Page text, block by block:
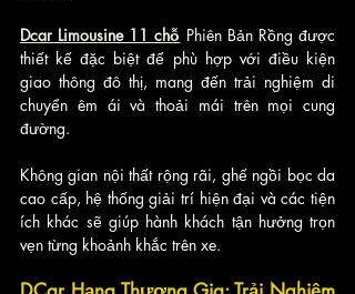
Dcar Limousine 11 chỗ Phiên Bản Rồng được
thiết kế đặc biệt để phù hợp với điều kiện
giao thông đô thị, mang đến trải nghiệm di
chuyển êm ái và thoải mái trên mọi cung
đường.
Không gian nội thất rộng rãi, ghế ngồi bọc da
cao cấp, hệ thống giải trí hiện đại và các tiện
ích khác sẽ giúp hành khách tận hưởng trọn
vẹn từng khoảnh khắc trên xe.